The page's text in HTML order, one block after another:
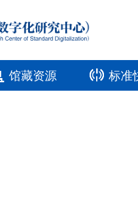
馆藏资源 标准